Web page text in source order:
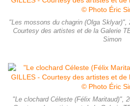
"Les mossons du chagrin (Olga
Courtesy des artistes et de la Galerie
Simon
"Le clochard Céleste (Félix Maritaud)",